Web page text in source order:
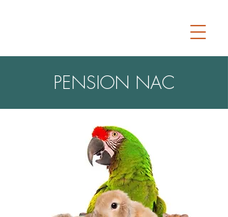
PENSION NAC